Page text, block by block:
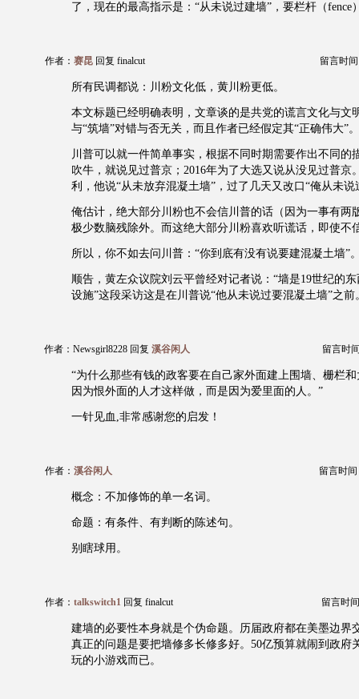
了，现在的最高指示是：“从未说过建墙”，要栏杆（fence
作者： 赛昆 回复 finalcut 留言时间
所有民调都说：川粉文化低，黄川粉更低。
本文标题已经明确表明，文章谈的是共党的谎言文化与文
与“筑墙”对错与否无关，而且作者已经假定其“正确伟大”。
川普可以就一件简单事实，根据不同时期需要作出不同的
吹牛，就说见过普京；2016年为了大选又说从没见过普京
利，他说“从未放弃混凝土墙”，过了几天又改口“俺从未说
俺估计，绝大部分川粉也不会信川普的话（因为一事有两
极少数脑残除外。而这绝大部分川粉喜欢听谎话，即使不
所以，你不如去问川普：“你到底有没有说要建混凝土墙”
顺告，黄左众议院刘云平曾经对记者说：“墙是19世纪的
设施”这段采访这是在川普说“他从未说过要混凝土墙”之前
作者：Newsgirl8228 回复 溪谷闲人 留言时
“为什么那些有钱的政客要在自己家外面建上围墙、栅栏
因为恨外面的人才这样做，而是因为爱里面的人。”
一针见血,非常感谢您的启发！
作者： 溪谷闲人 留言时间
概念：不加修饰的单一名词。
命题：有条件、有判断的陈述句。
别瞎球用。
作者： talkswitch1 回复 finalcut 留言时
建墙的必要性本身就是个伪命题。历届政府都在美墨边界
真正的问题是要把墙修多长修多好。50亿预算就闹到政府
玩的小游戏而已。